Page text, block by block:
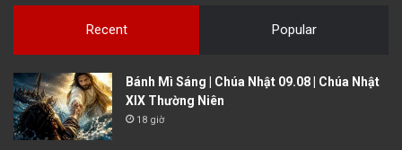
Recent Popular
Bánh Mì Sáng | Chúa Nhật 09.08 | Chúa Nhật
XIX Thường Niên
18 giờ